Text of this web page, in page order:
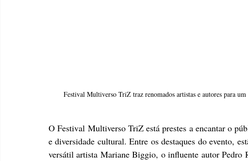
Festival Multiverso TriZ traz renomados artistas e autores para
O Festival Multiverso TriZ está prestes a encantar o
e diversidade cultural. Entre os destaques do evento,
versátil artista Mariane Biggio, o influente autor Pedro